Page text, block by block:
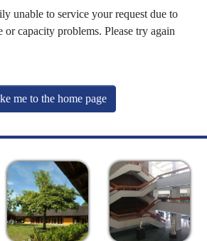
unable to service your request due to
or capacity problems. Please try again
me to the home page